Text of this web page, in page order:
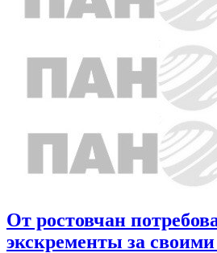
От ростовчан
экскременты за